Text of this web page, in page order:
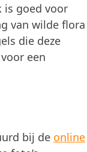
is goed voor
van wilde flora
die deze
een
bij de online